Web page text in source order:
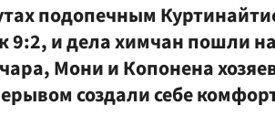
подопечным
9:2, и дела химчан пошли
Мони и Копонена
создали себе